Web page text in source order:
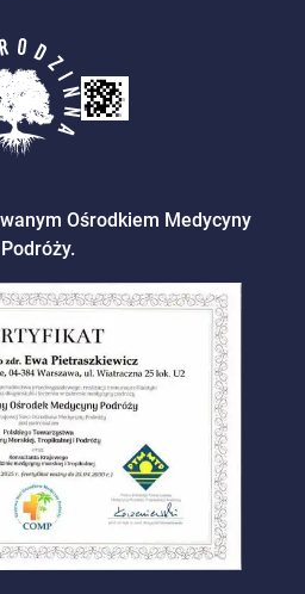
Ośrodkiem Medycyny
Podróży.